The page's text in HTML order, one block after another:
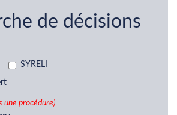
de décisions
SYRELI
une procédure)